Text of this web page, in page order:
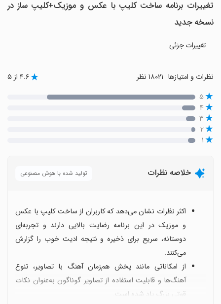
تغییرات برنامه ساخت کلیپ با عکس و موزیک+کلیپ ساز در
نسخه جدید
تغییرات جزئی
نظرات و امتیازها ۴.۶ از ۵
۵
۴
۳
۲
۱
خلاصه نظرات تولید شده با هوش مصنوعی
اکثر نظرات نشان می‌دهد که کاربران از ساخت کلیپ با عکس
و موزیک در این برنامه رضایت بالایی دارند و تجربه‌ای
دوستانه، سریع برای ذخیره و نتیجه ادیت خوب را گزارش
می‌کنند.
از امکاناتی مانند پخش هم‌زمان آهنگ با تصاویر، تنوع
آهنگ‌ها و قابلیت استفاده از تصاویر گوناگون به‌عنوان نکات
قوتی بزرگ یاد شده است.